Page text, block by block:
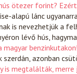
ötezer forint?
alapú lánc
is nevezhetjük a
lévő hús,
szerdán, azonban
megtalálták,